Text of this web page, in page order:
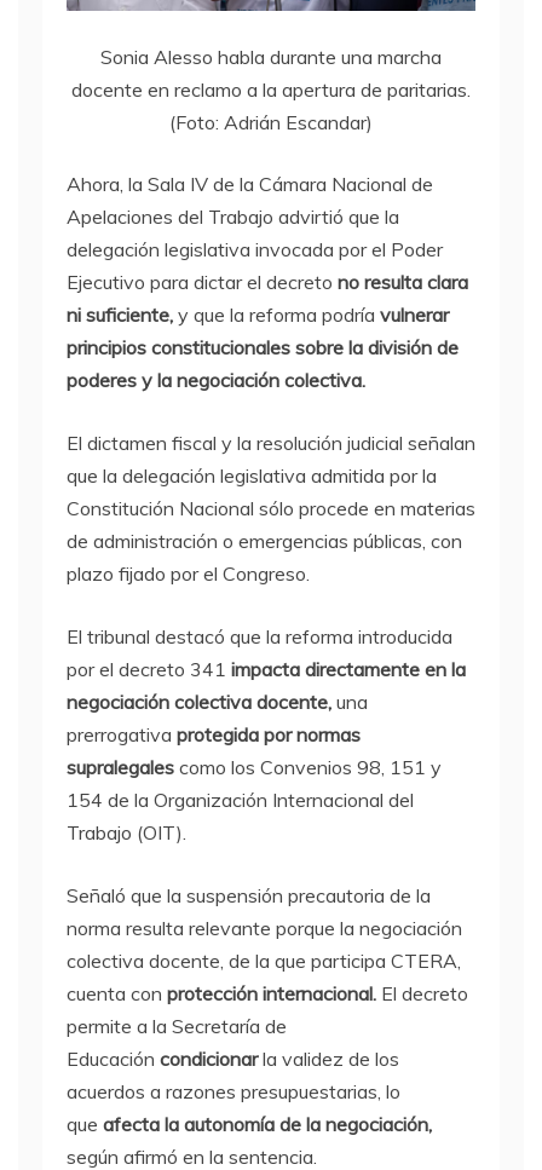
Sonia Alesso habla durante una marcha
docente en reclamo a la apertura de paritarias.
(Foto: Adrián Escandar)
Ahora, la Sala IV de la Cámara Nacional de
Apelaciones del Trabajo advirtió que la
delegación legislativa invocada por el Poder
Ejecutivo para dictar el decreto no resulta clara
ni suficiente, y que la reforma podría vulnerar
principios constitucionales sobre la división de
poderes y la negociación colectiva.
El dictamen fiscal y la resolución judicial señalan
que la delegación legislativa admitida por la
Constitución Nacional sólo procede en materias
de administración o emergencias públicas, con
plazo fijado por el Congreso.
El tribunal destacó que la reforma introducida
por el decreto 341 impacta directamente en la
negociación colectiva docente, una
prerrogativa protegida por normas
supralegales como los Convenios 98, 151 y
154 de la Organización Internacional del
Trabajo (OIT).
Señaló que la suspensión precautoria de la
norma resulta relevante porque la negociación
colectiva docente, de la que participa CTERA,
cuenta con protección internacional. El decreto
permite a la Secretaría de
Educación condicionarla validez de los
acuerdos a razones presupuestarias, lo
que afecta la autonomía de la negociación,
según afirmó en la sentencia.